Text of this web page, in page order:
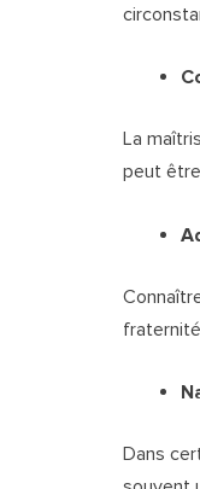
La
peut
Dans